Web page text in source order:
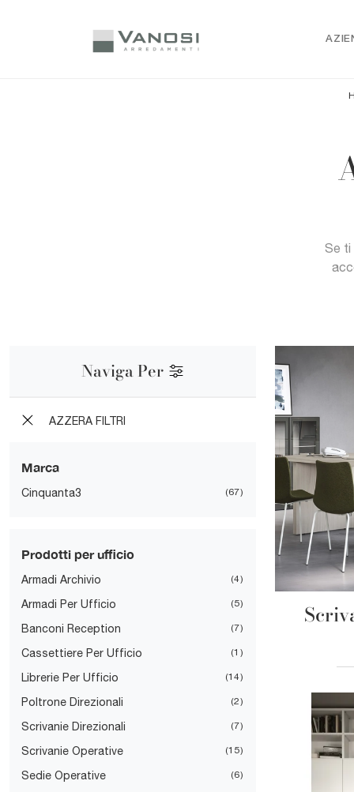
Se ti
Naviga Per
AZZERA FILTRI
Marca
Cinquanta3 67
Prodotti per ufficio
Armadi Archivio 4
Armadi Per Ufficio 5
Banconi Reception 7
Cassettiere Per Ufficio 1
Librerie Per Ufficio 14
Poltrone Direzionali 2
Scrivanie Direzionali 7
Scrivanie Operative 15
Sedie Operative 6